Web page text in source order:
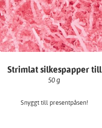
Strimlat silkespapper till
presentpåsar/askar- Rosa
50 g
Snyggt till presentpåsen!